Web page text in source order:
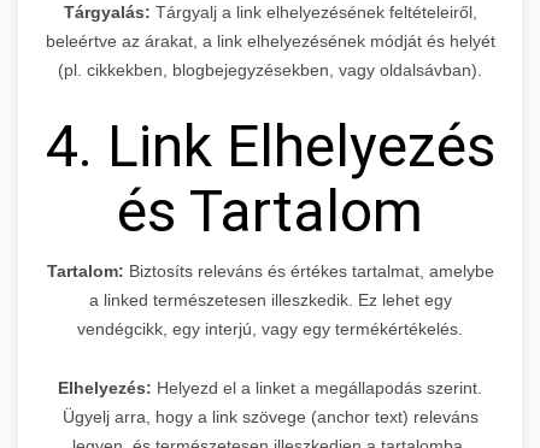
Tárgyalás: Tárgyalj a link elhelyezésének feltételeiről,
beleértve az árakat, a link elhelyezésének módját és helyét
(pl. cikkekben, blogbejegyzésekben, vagy oldalsávban).
4. Link Elhelyezés
és Tartalom
Tartalom: Biztosíts releváns és értékes tartalmat, amelybe
a linked természetesen illeszkedik. Ez lehet egy
vendégcikk, egy interjú, vagy egy termékértékelés.
Elhelyezés: Helyezd el a linket a megállapodás szerint.
Ügyelj arra, hogy a link szövege (anchor text) releváns